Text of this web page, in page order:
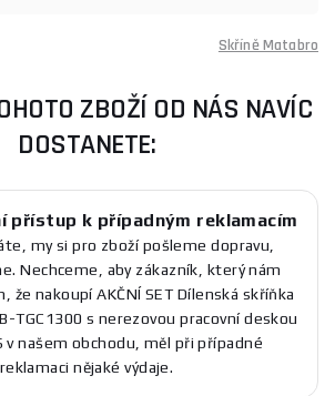
Skříně Matabro
ZBOŽÍ OD NÁS NAVÍC
DOSTANETE:
přístup k případným reklamacím
my si pro zboží pošleme dopravu,
Nechceme, aby zákazník, který nám
že nakoupí AKČNÍ SET Dílenská skříňka
TGC1300 s nerezovou pracovní deskou
v našem obchodu, měl při případné
reklamaci nějaké výdaje.